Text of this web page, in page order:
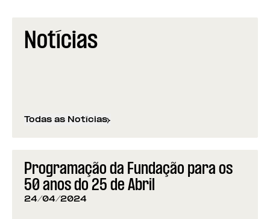
Notícias
Todas as Notícias
Programação da Fundação para os
50 anos do 25 de Abril
24/04/2024